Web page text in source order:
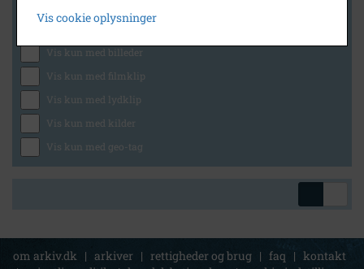
Generelt
Vis kun med billeder
Vis kun med filmklip
Vis kun med lydklip
Vis kun med kilder
Vis kun med geo-tag
om arkiv.dk | arkiver | rettigheder og brug | faq | kontakt
Vis cookie oplysninger